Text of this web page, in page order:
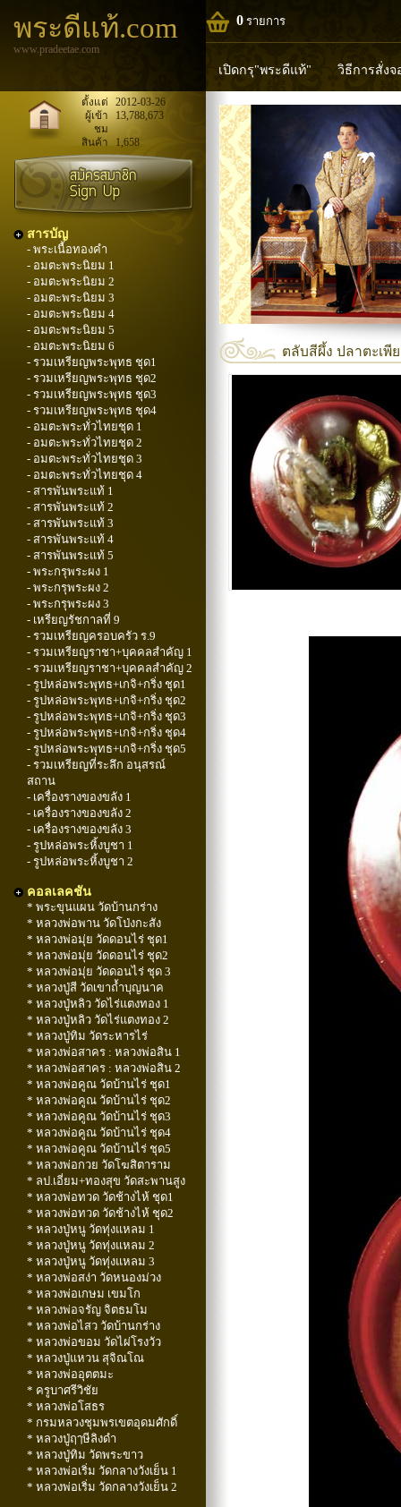
พระดีแท้.com
www.pradeetae.com
0 รายการ
เปิดกรุ"พระดีแท้" วิธีการสั่งจ
หลวงพ่อทวด หลวงปู่ทิม
พระพุทธวิริยากร
ตั้งแต่
2012-03-26
ผู้เข้า
ชม
13,788,673
สินค้า 1,658
สารบัญ
- พระเนื้อทองคำ
- อมตะพระนิยม 1
- อมตะพระนิยม 2
- อมตะพระนิยม 3
- อมตะพระนิยม 4
- อมตะพระนิยม 5
- อมตะพระนิยม 6
- รวมเหรียญพระพุทธ ชุด1
- รวมเหรียญพระพุทธ ชุด2
- รวมเหรียญพระพุทธ ชุด3
- รวมเหรียญพระพุทธ ชุด4
- อมตะพระทั่วไทยชุด 1
- อมตะพระทั่วไทยชุด 2
- อมตะพระทั่วไทยชุด 3
- อมตะพระทั่วไทยชุด 4
- สารพันพระแท้ 1
- สารพันพระแท้ 2
- สารพันพระแท้ 3
- สารพันพระแท้ 4
- สารพันพระแท้ 5
- พระกรุพระผง 1
- พระกรุพระผง 2
- พระกรุพระผง 3
- เหรียญรัชกาลที่ 9
- รวมเหรียญครอบครัว ร.9
- รวมเหรียญราชา+บุคคลสำคัญ 1
- รวมเหรียญราชา+บุคคลสำคัญ 2
- รูปหล่อพระพุทธ+เกจิ+กริ่ง ชุด1
- รูปหล่อพระพุทธ+เกจิ+กริ่ง ชุด2
- รูปหล่อพระพุทธ+เกจิ+กริ่ง ชุด3
- รูปหล่อพระพุทธ+เกจิ+กริ่ง ชุด4
- รูปหล่อพระพุทธ+เกจิ+กริ่ง ชุด5
- รวมเหรียญที่ระลึก อนุสรณ์
สถาน
- เครื่องรางของขลัง 1
- เครื่องรางของขลัง 2
- เครื่องรางของขลัง 3
- รูปหล่อพระหิ้งบูชา 1
- รูปหล่อพระหิ้งบูชา 2
คอลเลคชัน
* พระขุนแผน วัดบ้านกร่าง
* หลวงพ่อพาน วัดโป่งกะสัง
* หลวงพ่อมุ่ย วัดดอนไร่ ชุด1
* หลวงพ่อมุ่ย วัดดอนไร่ ชุด2
* หลวงพ่อมุ่ย วัดดอนไร่ ชุด 3
* หลวงปู่สี วัดเขาถ้ำบุญนาค
* หลวงปู่หลิว วัดไร่แตงทอง 1
* หลวงปู่หลิว วัดไร่แตงทอง 2
* หลวงปู่ทิม วัดระหารไร่
* หลวงพ่อสาคร : หลวงพ่อสิน 1
* หลวงพ่อสาคร : หลวงพ่อสิน 2
* หลวงพ่อคูณ วัดบ้านไร่ ชุด1
* หลวงพ่อคูณ วัดบ้านไร่ ชุด2
* หลวงพ่อคูณ วัดบ้านไร่ ชุด3
* หลวงพ่อคูณ วัดบ้านไร่ ชุด4
* หลวงพ่อคูณ วัดบ้านไร่ ชุด5
* หลวงพ่อกวย วัดโฆสิตาราม
* ลป.เอี่ยม+ทองสุข วัดสะพานสูง
* หลวงพ่อทวด วัดช้างไห้ ชุด1
* หลวงพ่อทวด วัดช้างไห้ ชุด2
* หลวงปู่หนู วัดทุ่งแหลม 1
* หลวงปู่หนู วัดทุ่งแหลม 2
* หลวงปู่หนู วัดทุ่งแหลม 3
* หลวงพ่อสง่า วัดหนองม่วง
* หลวงพ่อเกษม เขมโก
* หลวงพ่อจรัญ จิตธมโม
* หลวงพ่อไสว วัดบ้านกร่าง
* หลวงพ่อขอม วัดไผ่โรงวัว
* หลวงปู่แหวน สุจิณโณ
* หลวงพ่ออุตตมะ
* ครูบาศรีวิชัย
* หลวงพ่อโสธร
* กรมหลวงชุมพรเขตอุดมศักดิ์
* หลวงปู่ฤๅษีลิงดำ
* หลวงปู่ทิม วัดพระขาว
* หลวงพ่อเริ่ม วัดกลางวังเย็น 1
* หลวงพ่อเริ่ม วัดกลางวังเย็น 2
ตลับสีผึ้ง ปลาตะเพี